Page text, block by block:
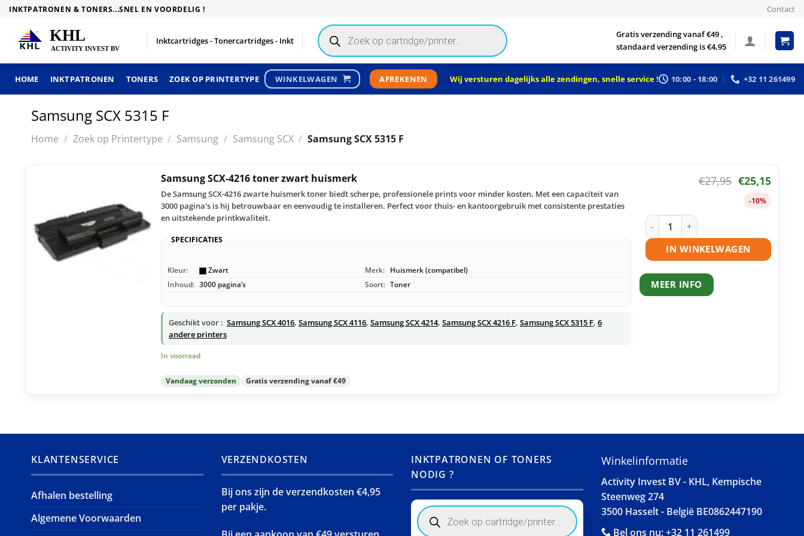
Skip
content
INKTPATRONEN & TONERS...SNEL EN VOORDELIG ! Contact
Inktcartridges - Tonercartridges - Inkt
Products
search
Gratis verzending vanaf €49 ,
standaard verzending is €4,95
HOME INKTPATRONEN TONERS ZOEK OP PRINTERTYPE WINKELWAGEN AFREKENEN Wij versturen dagelijks alle zendingen, snelle service ! 10:00 - 18:00 +32 11 261499
Samsung SCX 5315 F
Home / Zoek op Printertype / Samsung / Samsung SCX / Samsung SCX 5315 F
Samsung SCX-4216 toner zwart huismerk
De Samsung SCX-4216 zwarte huismerk toner biedt scherpe, professionele prints voor minder kosten. Met een capaciteit van
3000 pagina's is hij betrouwbaar en eenvoudig te installeren. Perfect voor thuis- en kantoorgebruik met consistente prestaties
en uitstekende printkwaliteit.
SPECIFICATIES
Kleur: Zwart Merk: Huismerk (compatibel)
Inhoud: 3000 pagina’s Soort: Toner
Geschikt voor : Samsung SCX 4016, Samsung SCX 4116, Samsung SCX 4214, Samsung SCX 4216 F, Samsung SCX 5315 F, 6
andere printers
In voorraad
Vandaag verzonden Gratis verzending vanaf €49
€27,95 €25,15
-10%
Samsung SCX-4216 toner zwart
IN WINKELWAGEN
MEER INFO
KLANTENSERVICE
Afhalen bestelling
Algemene Voorwaarden
VERZENDKOSTEN
Bij ons zijn de verzendkosten €4,95
per pakje.
INKTPATRONEN OF TONERS
NODIG ?
Products
search
Winkelinformatie
Activity Invest BV - KHL, Kempische
Steenweg 274
3500 Hasselt - België BE0862447190
Bel ons nu:+32 11 261499